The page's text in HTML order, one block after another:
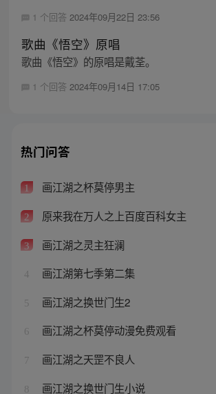
1 个回答 2024年09月22日 23:56
歌曲《悟空》原唱
歌曲《悟空》的原唱是戴荃。
1 个回答 2024年09月14日 17:05
热门问答
1 画江湖之杯莫停男主
2 原来我在万人之上百度百科女主
3 画江湖之灵主狂澜
4 画江湖第七季第二集
5 画江湖之换世门生2
6 画江湖之杯莫停动漫免费观看
7 画江湖之天罡不良人
8 画江湖之换世门生小说